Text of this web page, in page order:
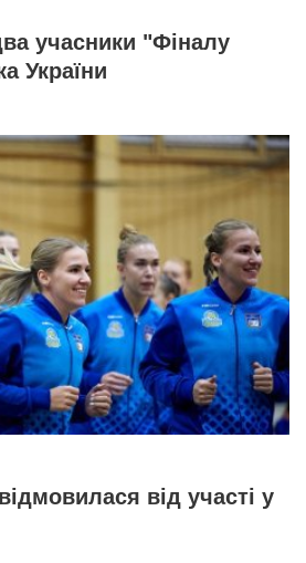
учасники "Фіналу
України
від участі у